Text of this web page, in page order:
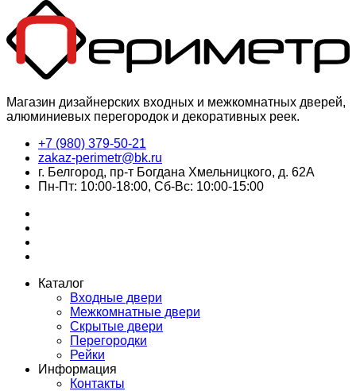
Магазин дизайнерских входных и межкомнатных дверей,
алюминиевых перегородок и декоративных реек.
+7 (980) 379-50-21
zakaz-perimetr@bk.ru
г. Белгород, пр-т Богдана Хмельницкого, д. 62А
Пн-Пт: 10:00-18:00, Сб-Вс: 10:00-15:00
Каталог
Входные двери
Межкомнатные двери
Скрытые двери
Перегородки
Рейки
Информация
Контакты